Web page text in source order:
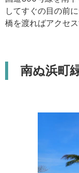
してすぐの目の前
橋を渡ればアクセ
南ぬ浜町